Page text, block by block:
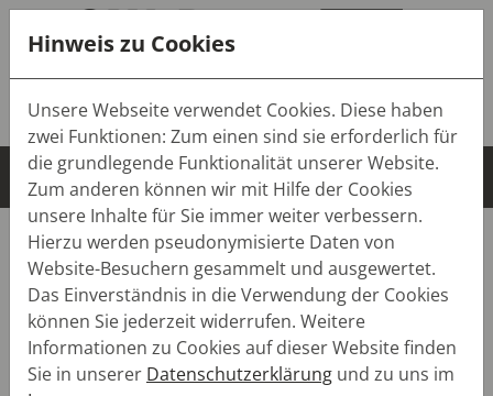
Tel.:
+49 (0) 7643 9103-0
Mail:info(at)sw-dach.de
Ansprechpartner
SW-Dach SW-Dach Service Ansprechpartner
Hinweis zu Cookies
Unsere Webseite verwendet Cookies. Diese haben
zwei Funktionen: Zum einen sind sie erforderlich für
die grundlegende Funktionalität unserer Website.
Zum anderen können wir mit Hilfe der Cookies
unsere Inhalte für Sie immer weiter verbessern.
Hierzu werden pseudonymisierte Daten von
Website-Besuchern gesammelt und ausgewertet.
Das Einverständnis in die Verwendung der Cookies
können Sie jederzeit widerrufen. Weitere
Informationen zu Cookies auf dieser Website finden
Sie in unserer Datenschutzerklärung und zu uns im